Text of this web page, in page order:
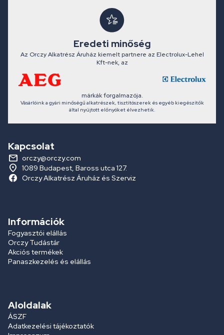
Eredeti minőség
Az Orczy Alkatrész Áruház kiemelt partnere az Electrolux-Lehel
Kft-nek, az
márkák forgalmazója.
Vásárlóink a gyári minőségű alkatrészek, tisztítószerek és egyéb kiegészítők
által nyújtott előnyöket élvezhetik.
Kapcsolat
orczy@orczy.com
1089 Budapest, Baross utca 127.
Orczy Alkatrész Áruház és Szerviz
Információk
Fogyasztói elállás
Orczy Tudástár
Akciós termékek
Panaszkezelés és elállás
Aloldalak
ÁSZF
Adatkezelési tájékoztatók